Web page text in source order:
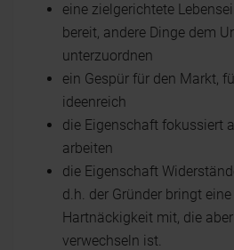
eine zielgerichtete
bereit, andere Dinge dem
unterzuordnen
ein Gespür für den Markt,
ideenreich
die Eigenschaft fokussiert
arbeiten
die Eigenschaft
d.h. der Gründer bringt
Hartnäckigkeit mit, die
verwechseln ist.